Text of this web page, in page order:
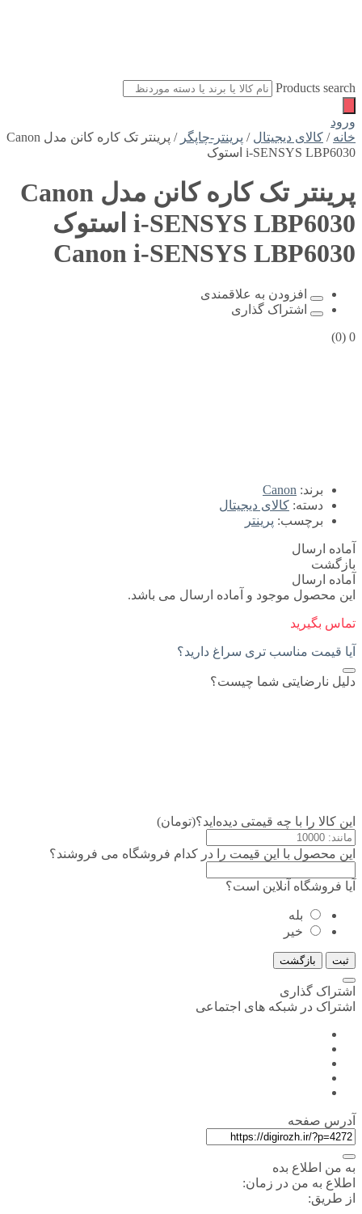
Products search
ورود
خانه / کالای دیجیتال / پرینتر-چاپگر
/ پرینتر تک کاره کانن مدل Canon
i-SENSYS LBP6030 استوک
پرینتر تک کاره کانن مدل Canon
i-SENSYS LBP6030 استوک
Canon i-SENSYS LBP6030
افزودن به علاقمندی
اشتراک گذاری
0
(0)
برند: Canon
دسته: کالای دیجیتال
برچسب: پرینتر
آماده ارسال
بازگشت
آماده ارسال
این محصول موجود و آماده ارسال می باشد.
تماس بگیرید
آیا قیمت مناسب تری سراغ دارید؟
دلیل نارضایتی شما چیست؟
این کالا را با چه قیمتی دیده‌اید؟(تومان)
این محصول با این قیمت را در کدام فروشگاه می فروشند؟
آیا فروشگاه آنلاین است؟
بله
خیر
ثبت بازگشت
اشتراک گذاری
اشتراک در شبکه های اجتماعی
آدرس صفحه
به من اطلاع بده
اطلاع به من در زمان:
از طریق: